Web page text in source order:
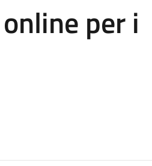
per i